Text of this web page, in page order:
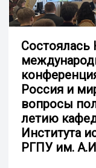
Состоялась
Россия и
вопросы
летию
Института
РГПУ им.